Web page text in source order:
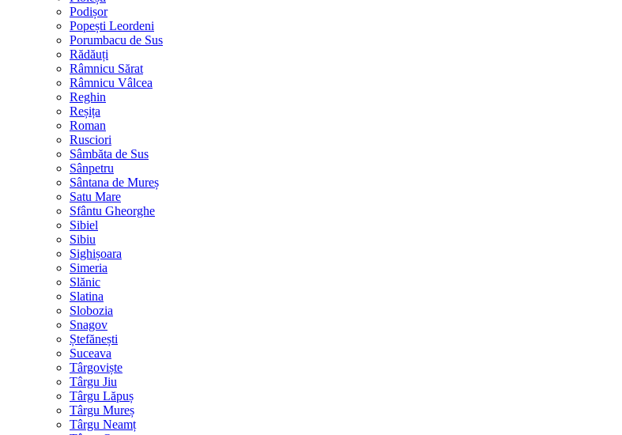
Podișor
Popești Leordeni
Porumbacu de Sus
Rădăuți
Râmnicu Sărat
Râmnicu Vâlcea
Reghin
Reșița
Roman
Rusciori
Sâmbăta de Sus
Sânpetru
Sântana de Mureș
Satu Mare
Sfântu Gheorghe
Sibiel
Sibiu
Sighișoara
Simeria
Slănic
Slatina
Slobozia
Snagov
Ștefănești
Suceava
Târgoviște
Târgu Jiu
Târgu Lăpuș
Târgu Mureș
Târgu Neamț